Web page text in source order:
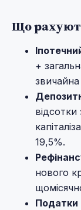
Що
+
19,5%.
нового